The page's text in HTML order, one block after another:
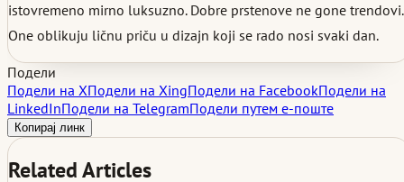
istovremeno mirno luksuzno. Dobre prstenove ne gone trendovi.
One oblikuju ličnu priču u dizajn koji se rado nosi svaki dan.
Подели
Подели на XПодели на XingПодели на FacebookПодели на
LinkedInПодели на TelegramПодели путем е-поште
Копирај линк
Related Articles